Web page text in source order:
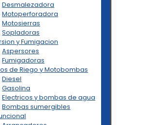
Desmalezadora
Motoperforadora
Motosierras
Sopladoras
y Fumigacion
Aspersores
Fumigadoras
de Riego y Motobombas
Diesel
Gasolina
Electricos y bombas de agua
Bombas sumergibles